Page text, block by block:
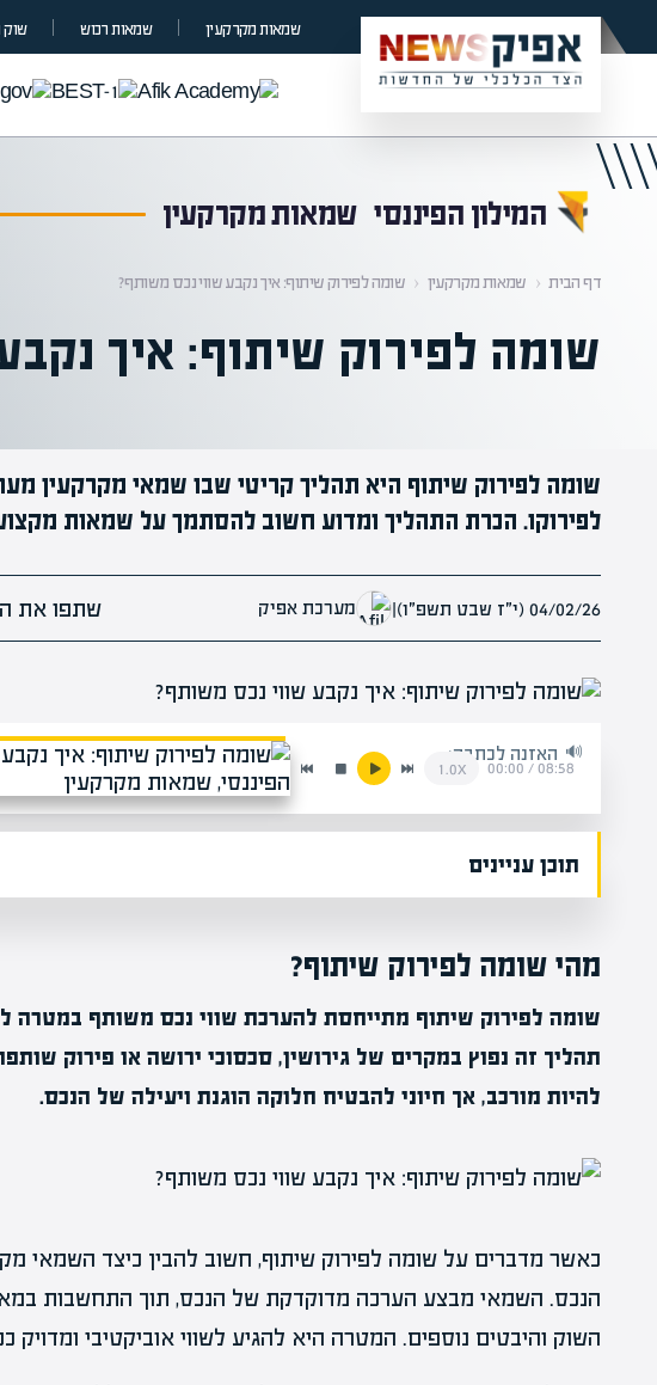
שמאות מקרקעין שמאות רכוש שוק
המילון הפיננסי שמאות מקרקעין
דף הבית ‹ שמאות מקרקעין ‹ שומה לפירוק שיתוף: איך נקבע שווי נכס משותף?
שומה לפירוק שיתוף: איך
שומה לפירוק שיתוף היא תהליך קריטי שבו שמאי מקרקעין
לפירוקו. הכרת התהליך ומדוע חשוב להסתמך על שמאות
04/02/26 (י״ז שבט תשפ״ו) | מערכת אפיק שתפו את
האזנה לכתבה:
08:58
/
00:00
1.0x
תוכן עניינים
מהי שומה לפירוק שיתוף?
שומה לפירוק שיתוף מתייחסת להערכת שווי נכס משותף במטרה
תהליך זה נפוץ במקרים של גירושין, סכסוכי ירושה או פירוק
להיות מורכב, אך חיוני להבטיח חלוקה הוגנת ויעילה של הנכס.
כאשר מדברים על שומה לפירוק שיתוף, חשוב להבין כיצד השמאי
הנכס. השמאי מבצע הערכה מדוקדקת של הנכס, תוך התחשבות
השוק והיבטים נוספים. המטרה היא להגיע לשווי אוביקטיבי ומדויק